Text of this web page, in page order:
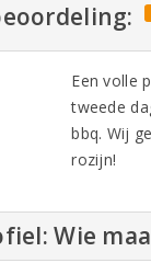
Een volle
tweede
bbq. Wij
rozijn!
Wie